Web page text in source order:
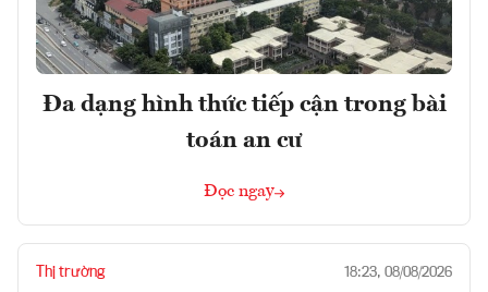
Đa dạng hình thức tiếp cận trong bài
toán an cư
Đọc ngay
Thị trường 18:23, 08/08/2026